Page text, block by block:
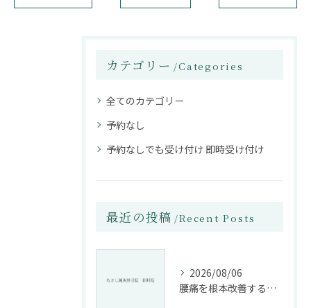
カテゴリー Categories
全てのカテゴリー
予約なし
予約なしでも受け付け 即時受け付け
最近の投稿 Recent Posts
2026/08/06
腰痛を根本改善する整骨院の施術とアドバイスの重要性